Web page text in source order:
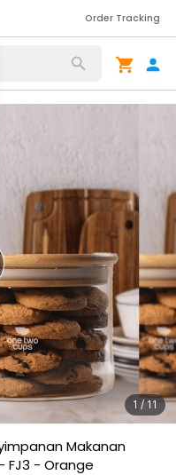
Order Tracking
1 / 11
Makanan
FJ3 - Orange